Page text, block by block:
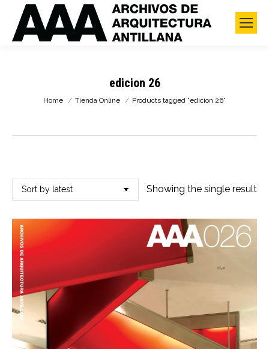
edicion 26
You are here:
Home Tienda Online Products tagged “edicion 26”
Showing the single result